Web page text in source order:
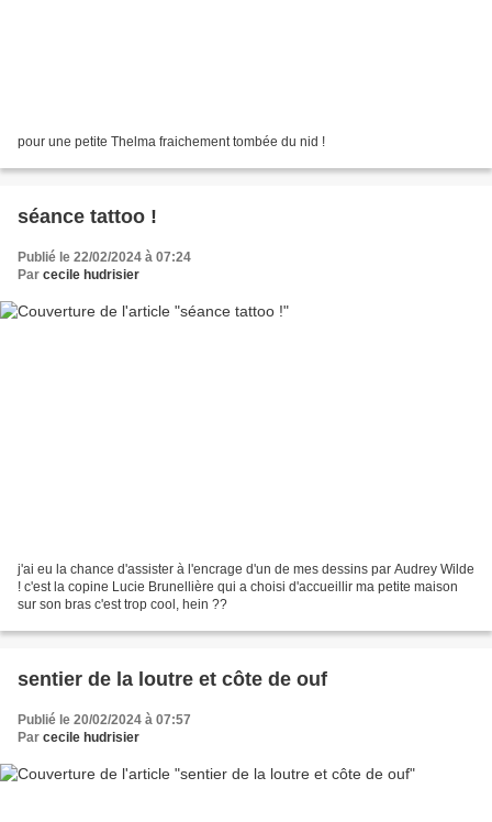
pour une petite Thelma fraichement tombée du nid !
séance tattoo !
Publié le 22/02/2024 à 07:24
Par cecile hudrisier
j'ai eu la chance d'assister à l'encrage d'un de mes dessins par Audrey Wilde
! c'est la copine Lucie Brunellière qui a choisi d'accueillir ma petite maison
sur son bras c'est trop cool, hein ??
sentier de la loutre et côte de ouf
Publié le 20/02/2024 à 07:57
Par cecile hudrisier